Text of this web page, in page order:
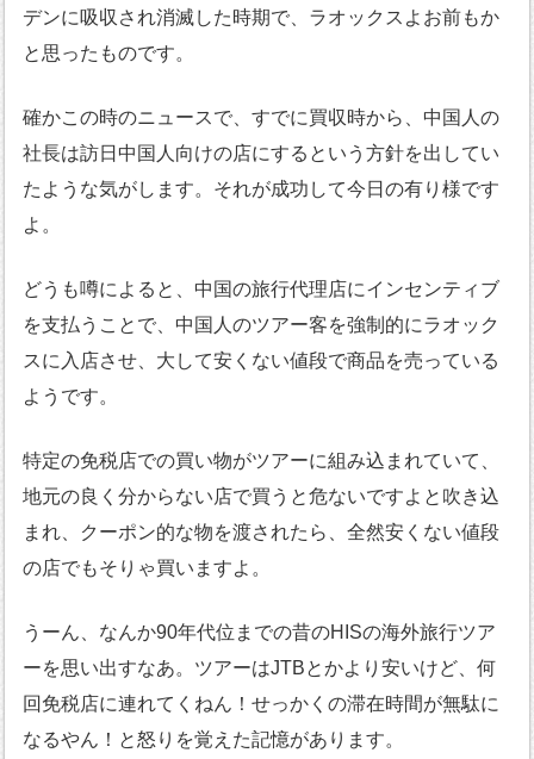
デンに吸収され消滅した時期で、ラオックスよお前もか
と思ったものです。
確かこの時のニュースで、すでに買収時から、中国人の
社長は訪日中国人向けの店にするという方針を出してい
たような気がします。それが成功して今日の有り様です
よ。
どうも噂によると、中国の旅行代理店にインセンティブ
を支払うことで、中国人のツアー客を強制的にラオック
スに入店させ、大して安くない値段で商品を売っている
ようです。
特定の免税店での買い物がツアーに組み込まれていて、
地元の良く分からない店で買うと危ないですよと吹き込
まれ、クーポン的な物を渡されたら、全然安くない値段
の店でもそりゃ買いますよ。
うーん、なんか90年代位までの昔のHISの海外旅行ツア
ーを思い出すなあ。ツアーはJTBとかより安いけど、何
回免税店に連れてくねん！せっかくの滞在時間が無駄に
なるやん！と怒りを覚えた記憶があります。